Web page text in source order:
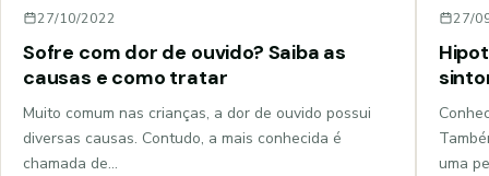
27/10/2022
Sofre com dor de ouvido? Saiba as
causas e como tratar
Muito comum nas crianças, a dor de ouvido possui
diversas causas. Contudo, a mais conhecida é
chamada de…
27/
uma